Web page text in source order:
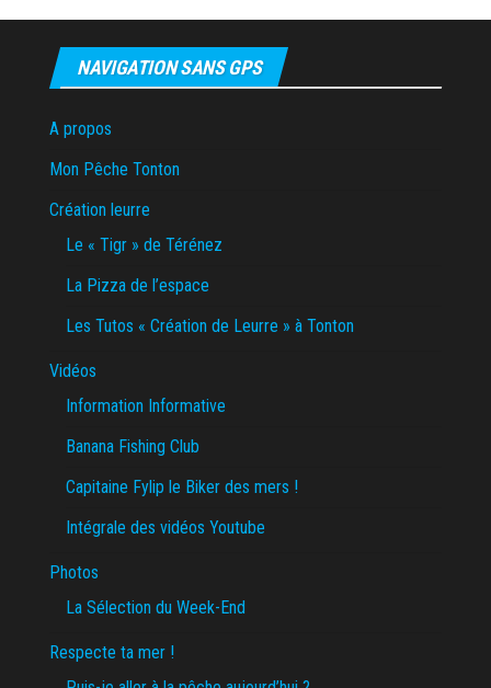
NAVIGATION SANS GPS
A propos
Mon Pêche Tonton
Création leurre
Le « Tigr » de Térénez
La Pizza de l’espace
Les Tutos « Création de Leurre » à Tonton
Vidéos
Information Informative
Banana Fishing Club
Capitaine Fylip le Biker des mers !
Intégrale des vidéos Youtube
Photos
La Sélection du Week-End
Respecte ta mer !